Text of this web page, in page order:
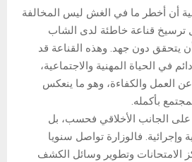
أن أخطر ما في الغش ليس المخالفة
ترسيخ قناعة خاطئة لدى الشاب
يتحقق دون جهد. وهذه القناعة قد
في الحياة المهنية والاجتماعية،
العمل والكفاءة، وهو ما ينعكس
بأكمله.
الجانب الأخلاقي فحسب، بل
وإجرائية. فالوزارة تواصل سنويا
الامتحانات وتطوير وسائل الكشف